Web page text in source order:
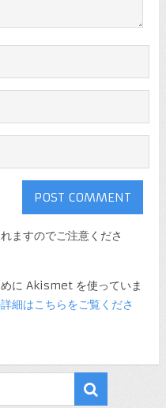
ますのでご注意くださ
に Akismet を使っていま
細はこちらをご覧くださ